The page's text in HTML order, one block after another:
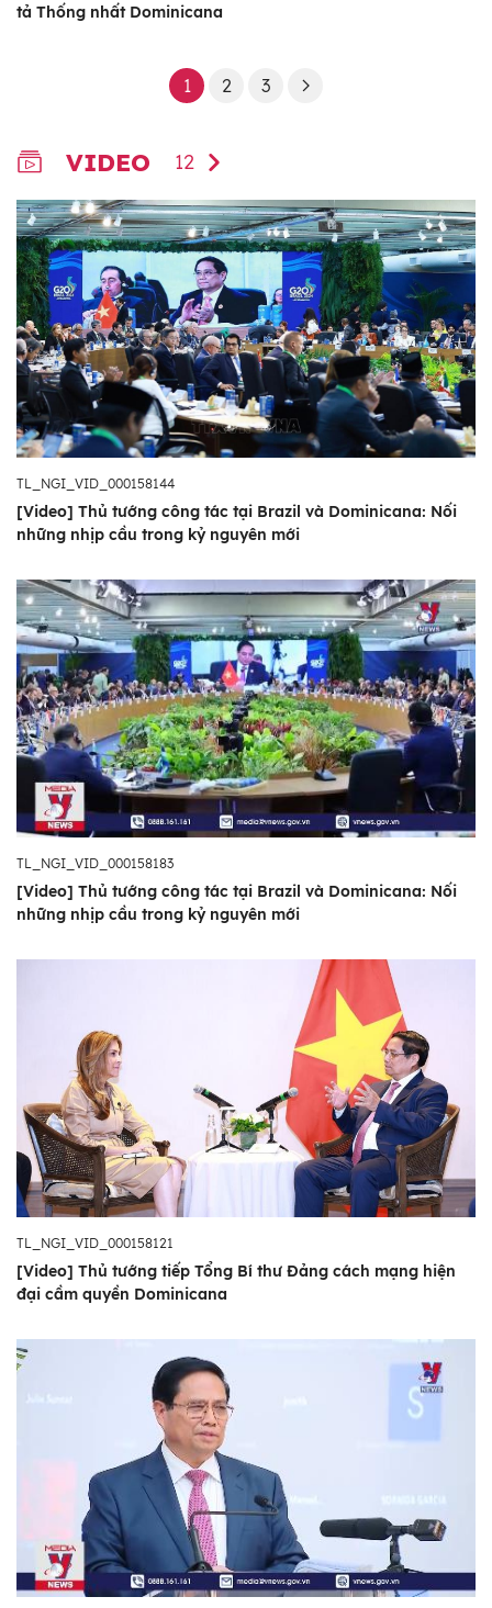
tả Thống nhất Dominicana
1 2 3
VIDEO 12
TL_NGI_VID_000158144
[Video] Thủ tướng công tác tại Brazil và Dominicana: Nối
những nhịp cầu trong kỷ nguyên mới
TL_NGI_VID_000158183
[Video] Thủ tướng công tác tại Brazil và Dominicana: Nối
những nhịp cầu trong kỷ nguyên mới
TL_NGI_VID_000158121
[Video] Thủ tướng tiếp Tổng Bí thư Đảng cách mạng hiện
đại cầm quyền Dominicana